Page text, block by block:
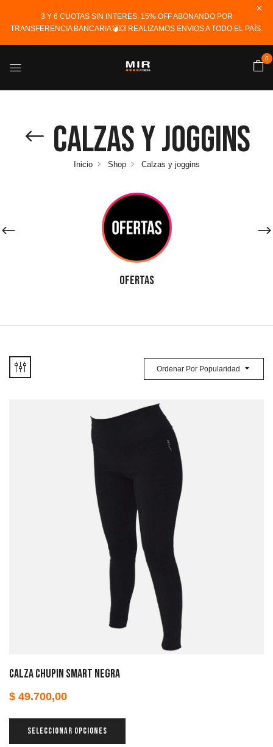
3 Y 6 CUOTAS SIN INTERES. 15% OFF ABONANDO POR
TRANSFERENCIA BANCARIA💣💥 REALIZAMOS ENVIOS A TODO EL PAÍS.
0
Calzas Y Joggins
Inicio Shop Calzas y joggins
OFERTAS
Ordenar Por Popularidad
Calza chupin smart negra
$ 49.700,00
SELECCIONAR OPCIONES